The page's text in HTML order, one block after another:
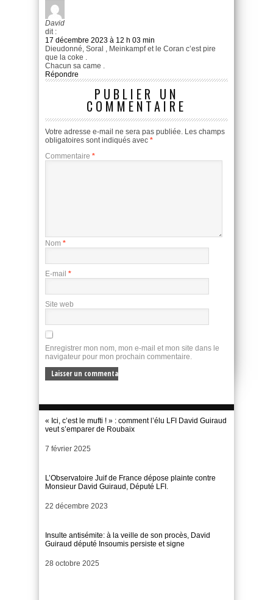
David
dit :
17 décembre 2023 à 12 h 03 min
Dieudonné, Soral , Meinkampf et le Coran c’est pire
que la coke .
Chacun sa came .
Répondre
PUBLIER UN
COMMENTAIRE
Votre adresse e-mail ne sera pas publiée. Les champs
obligatoires sont indiqués avec *
Commentaire *
Nom *
E-mail *
Site web
Enregistrer mon nom, mon e-mail et mon site dans le
navigateur pour mon prochain commentaire.
« Ici, c’est le mufti ! » : comment l’élu LFI David Guiraud
veut s’emparer de Roubaix
Date
7 février 2025
L’Observatoire Juif de France dépose plainte contre
Monsieur David Guiraud, Député LFI.
Date
22 décembre 2023
Insulte antisémite: à la veille de son procès, David
Guiraud député Insoumis persiste et signe
Date
28 octobre 2025